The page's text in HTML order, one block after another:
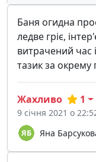
Баня огидна
ледве гріє,
витрачений час
тазик за окрему
Яна
Жахливо 1
9 січня 2021 о